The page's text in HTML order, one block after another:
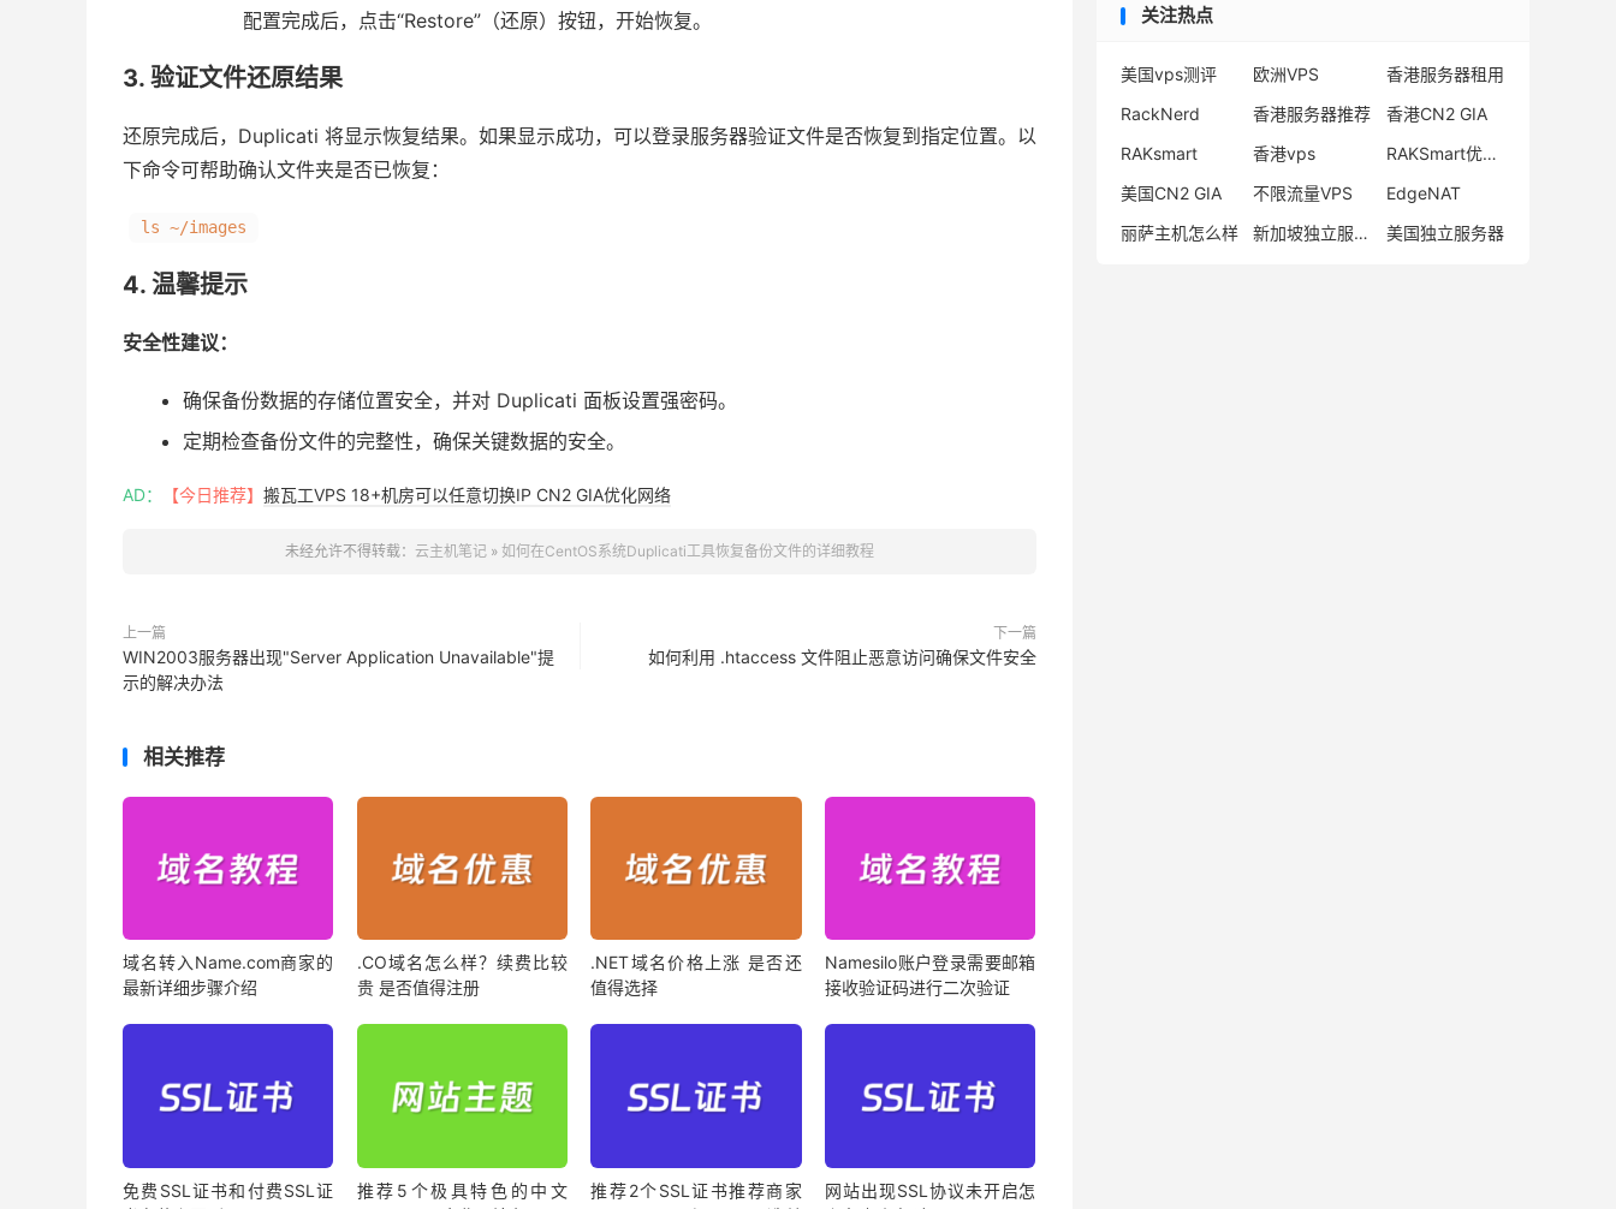
配置完成后，点击“Restore”（还原）按钮，开始恢复。
3. 验证文件还原结果
还原完成后，Duplicati 将显示恢复结果。如果显示成功，可以登录服务器验证文件是否恢复到指定位置。以
下命令可帮助确认文件夹是否已恢复：
ls ~/images
4. 温馨提示
安全性建议：
确保备份数据的存储位置安全，并对 Duplicati 面板设置强密码。
定期检查备份文件的完整性，确保关键数据的安全。
AD： 【今日推荐】 搬瓦工VPS 18+机房可以任意切换IP CN2 GIA优化网络
未经允许不得转载： 云主机笔记 » 如何在CentOS系统Duplicati工具恢复备份文件的详细教程
上一篇
WIN2003服务器出现"Server Application Unavailable"提
示的解决办法
下一篇
如何利用 .htaccess 文件阻止恶意访问确保文件安全
相关推荐
域名转入Name.com商家的
最新详细步骤介绍
.CO域名怎么样？续费比较
贵 是否值得注册
.NET域名价格上涨 是否还
值得选择
Namesilo账户登录需要邮箱
接收验证码进行二次验证
免费SSL证书和付费SSL证
推荐5个极具特色的中文
推荐2个SSL证书推荐商家
网站出现SSL协议未开启怎
关注热点
美国vps测评 欧洲VPS
香港服务器租用
RackNerd
香港服务器推荐
香港CN2 GIA
RAKsmart
香港vps
RAKSmart优惠码
美国CN2 GIA
不限流量VPS
EdgeNAT
丽萨主机怎么样
新加坡独立服务器 美国独立服务器